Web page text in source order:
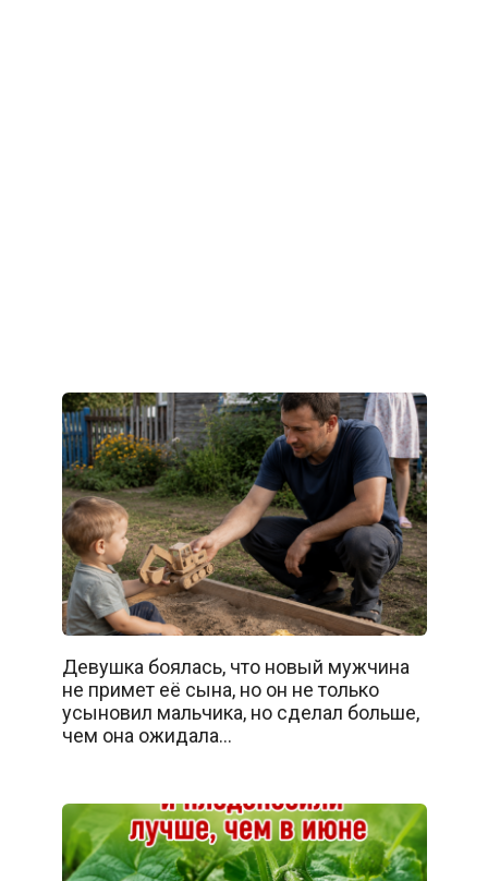
Девушка боялась, что новый мужчина
не примет её сына, но он не только
усыновил мальчика, но сделал больше,
чем она ожидала…